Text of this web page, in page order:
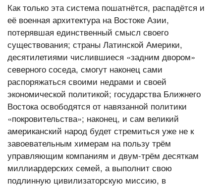
Как только эта система пошатнётся, распадётся и
её военная архитектура на Востоке Азии,
потерявшая единственный смысл своего
существования; страны Латинской Америки,
десятилетиями числившиеся «задним двором»
северного соседа, смогут наконец сами
распоряжаться своими недрами и своей
экономической политикой; государства Ближнего
Востока освободятся от навязанной политики
«покровительства»; наконец, и сам великий
американский народ будет стремиться уже не к
завоевательным химерам на пользу трём
управляющим компаниям и двум-трём десяткам
миллиардерских семей, а выполнит свою
подлинную цивилизаторскую миссию, в